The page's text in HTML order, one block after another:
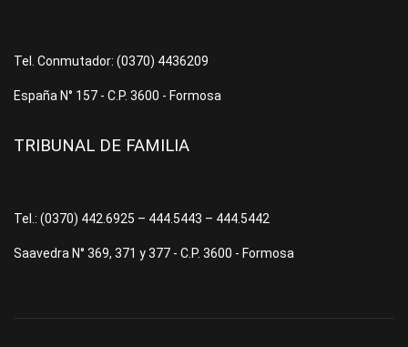
Tel. Conmutador: (0370) 4436209
España N° 157 - C.P. 3600 - Formosa
TRIBUNAL DE FAMILIA
Tel.: (0370) 442.6925 – 444.5443 – 444.5442
Saavedra N° 369, 371 y 377 - C.P. 3600 - Formosa